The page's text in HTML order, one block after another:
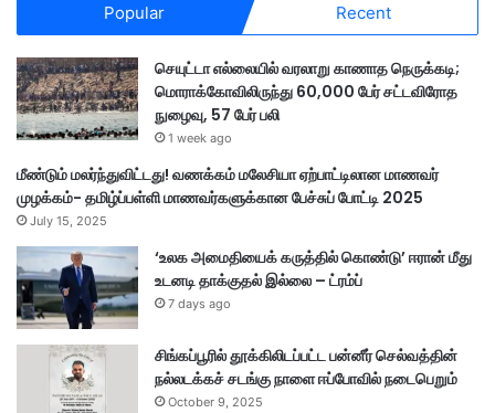
Popular Recent
செயுட்டா எல்லையில் வரலாறு காணாத நெருக்கடி;
மொராக்கோவிலிருந்து 60,000 பேர் சட்டவிரோத
நுழைவு, 57 பேர் பலி
1 week ago
மீண்டும் மலர்ந்துவிட்டது! வணக்கம் மலேசியா ஏற்பாட்டிலான மாணவர்
முழக்கம்- தமிழ்ப்பள்ளி மாணவர்களுக்கான பேச்சுப் போட்டி 2025
July 15, 2025
‘உலக அமைதியைக் கருத்தில் கொண்டு’ ஈரான் மீது
உடனடி தாக்குதல் இல்லை – ட்ரம்ப்
7 days ago
சிங்கப்பூரில் தூக்கிலிடப்பட்ட பன்னீர் செல்வத்தின்
நல்லடக்கச் சடங்கு நாளை ஈப்போவில் நடைபெறும்
October 9, 2025